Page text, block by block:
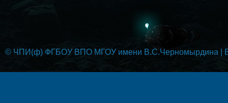
© ЧПИ(ф) ФГБОУ ВПО МГОУ имени В.С.Черномырдина |